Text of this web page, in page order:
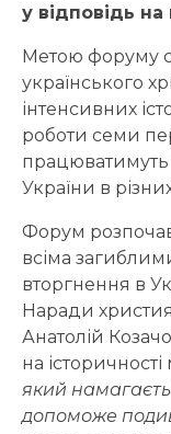
у відповідь
Метою форуму
українського
інтенсивних
роботи семи
України в
Форум
всіма
вторгнення в
Наради
Анатолій
на
який
допоможе